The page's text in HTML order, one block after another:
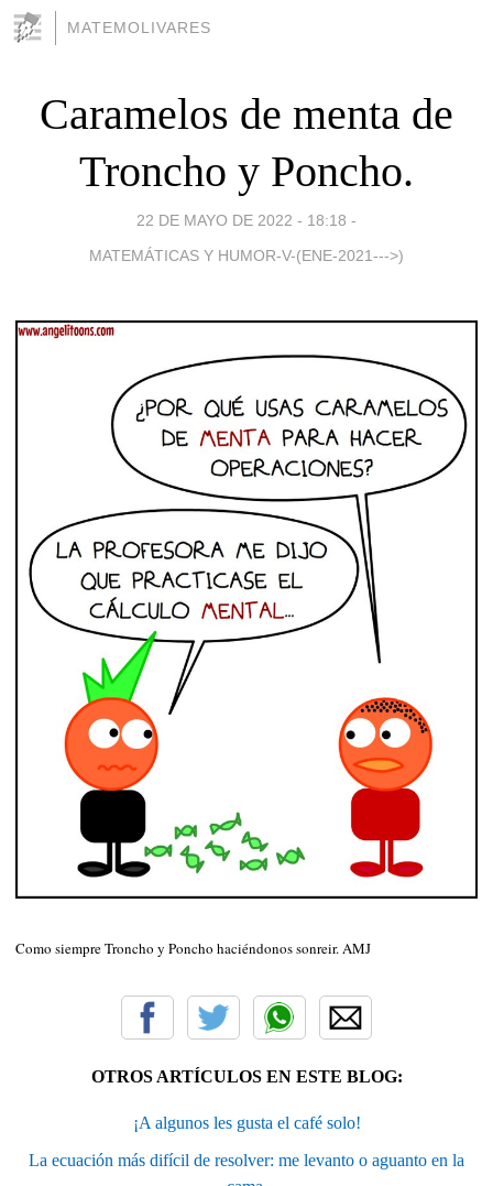
MATEMOLIVARES
Caramelos de menta de
Troncho y Poncho.
22 DE MAYO DE 2022 - 18:18 -
MATEMÁTICAS Y HUMOR-V-(ENE-2021--->)
Como siempre Troncho y Poncho haciéndonos sonreir. AMJ
OTROS ARTÍCULOS EN ESTE BLOG:
¡A algunos les gusta el café solo!
La ecuación más difícil de resolver: me levanto o aguanto en la